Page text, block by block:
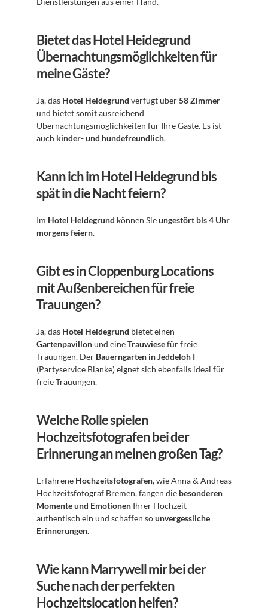
Bietet das Hotel Heidegrund
Übernachtungsmöglichkeiten für
meine Gäste?
Ja, das Hotel Heidegrund verfügt über 58 Zimmer
und bietet somit ausreichend
Übernachtungsmöglichkeiten für Ihre Gäste. Es ist
auch kinder- und hundefreundlich.
Kann ich im Hotel Heidegrund bis
spät in die Nacht feiern?
Im Hotel Heidegrund können Sie ungestört bis 4 Uhr
morgens feiern.
Gibt es in Cloppenburg Locations
mit Außenbereichen für freie
Trauungen?
Ja, das Hotel Heidegrund
Gartenpavillon und eine Trauwiese für freie
Trauungen. Der Bauerngarten in Jeddeloh I
(Partyservice Blanke) eignet sich ebenfalls ideal für
freie Trauungen.
Welche Rolle spielen
Hochzeitsfotografen bei der
Erinnerung an meinen großen Tag?
Erfahrene Hochzeitsfotografen, wie Anna & Andreas
Hochzeitsfotograf Bremen, fangen die besonderen
Momente und Emotionen Ihrer Hochzeit
authentisch ein und schaffen so unvergessliche
Erinnerungen.
Wie kann Marrywell mir bei der
Suche nach der perfekten
Hochzeitslocation helfen?